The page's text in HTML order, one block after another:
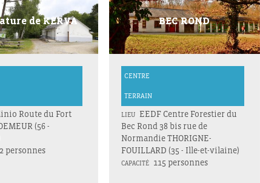
de KERVA
Route du Fort
(56 -
personnes
BEC ROND
CENTRE
TERRAIN
LIEU
EEDF Centre Forestier du
Bec Rond 38 bis rue de
Normandie THORIGNE-
FOUILLARD (35 - Ille-et-vilaine)
CAPACITÉ 115 personnes